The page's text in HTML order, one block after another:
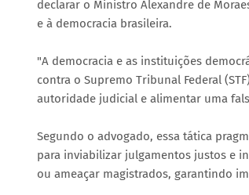
declarar o Ministro Alexandre de
e à democracia brasileira.
"A democracia e as instituições
contra o Supremo Tribunal Federal
autoridade judicial e alimentar uma
Segundo o advogado, essa tática
para inviabilizar julgamentos justos e
ou ameaçar magistrados, garantindo